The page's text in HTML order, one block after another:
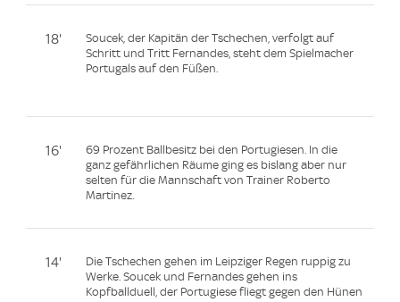
18'
Soucek, der Kapitän der Tschechen, verfolgt auf
Schritt und Tritt Fernandes, steht dem Spielmacher
Portugals auf den Füßen.
16'
69 Prozent Ballbesitz bei den Portugiesen. In die
ganz gefährlichen Räume ging es bislang aber nur
selten für die Mannschaft von Trainer Roberto
Martinez.
14'
Die Tschechen gehen im Leipziger Regen ruppig zu
Werke. Soucek und Fernandes gehen ins
Kopfballduell, der Portugiese fliegt gegen den Hünen